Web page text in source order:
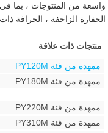
واسعة من المنتوجات ، بما
الحفارة الزاحفة ، الجرافة
منتجات ذات علاقة
ممهدة من فئة PY120M
ممهدة من فئة PY180M
ممهدة من فئة PY220M
ممهدة من فئة PY310M